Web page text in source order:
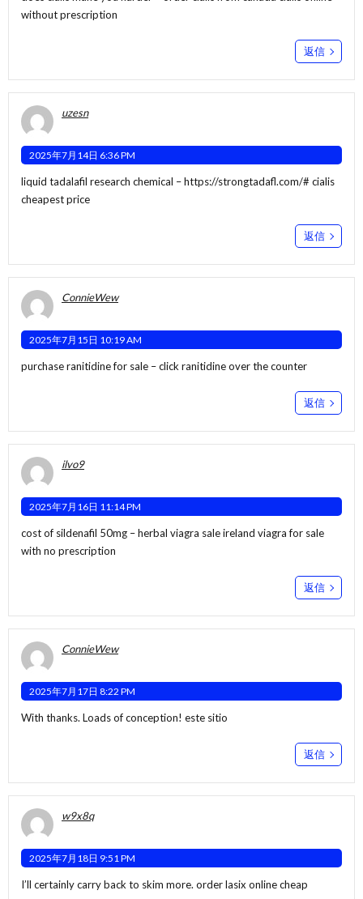
without prescription
返信
uzesn
2025年7月14日 6:36 PM
liquid tadalafil research chemical –https://strongtadafl.com/# cialis
cheapest price
返信
ConnieWew
2025年7月15日 10:19 AM
purchase ranitidine for sale –click ranitidine over the counter
返信
ilvo9
2025年7月16日 11:14 PM
cost of sildenafil 50mg –herbal viagra sale ireland viagra for sale
with no prescription
返信
ConnieWew
2025年7月17日 8:22 PM
With thanks. Loads of conception! este sitio
返信
w9x8q
2025年7月18日 9:51 PM
I’ll certainly carry back to skim more. order lasix online cheap